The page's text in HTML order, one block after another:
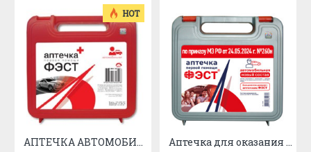
Температурный диапазон
использования
от -40 до
+50 °С
6 Гарантийный срок хранения
не менее 6
лет
HOT
АПТЕЧКА АВТОМОБИЛЬНАЯ приказ №1080 Аптечка для оказания первой помощи с применением медицинских изделий пострадавшим в дорожно-транспортных происшествиях (автомобильная) – «ФЭСТ»